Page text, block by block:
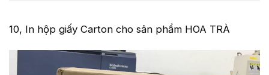
10, In hộp giấy Carton cho sản phẩm HOA TRÀ